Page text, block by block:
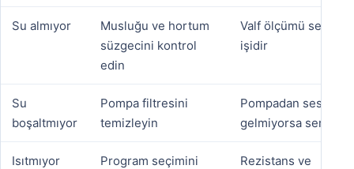
Su almıyor
Musluğu ve hortum
süzgecini kontrol
edin
Valf ölçümü servis
işidir
Su
boşaltmıyor
Pompa filtresini
temizleyin
Pompadan ses
gelmiyorsa servis
Isıtmıyor
Program seçimini
Rezistans ve